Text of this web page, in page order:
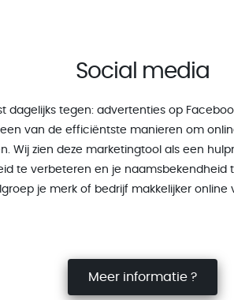
Social media
dagelijks tegen: advertenties op
van de efficiëntste manieren om
Wij zien deze marketingtool als een
te verbeteren en je naamsbekendheid
je merk of bedrijf makkelijker online
Meer informatie ?